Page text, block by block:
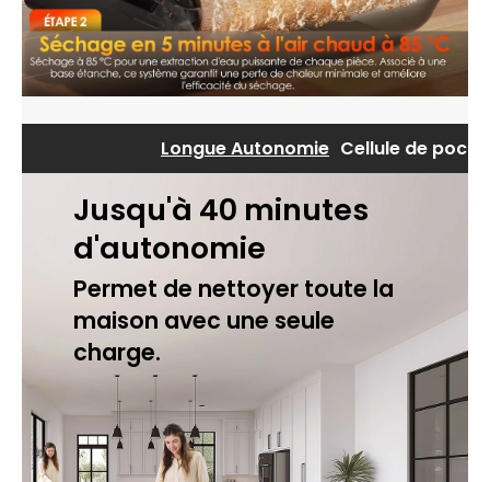
Longue Autonomie Cellule de poche
Jusqu'à 40 minutes
d'autonomie
Permet de nettoyer toute la
maison avec une seule
charge.